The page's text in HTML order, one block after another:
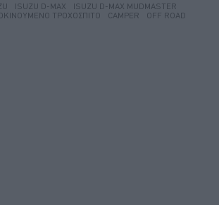
ISUZU D-MAX
ISUZU D-MAX MUDMASTER
ΤΡΟΧΌΣΠΙΤΟ
CAMPER OFF ROAD